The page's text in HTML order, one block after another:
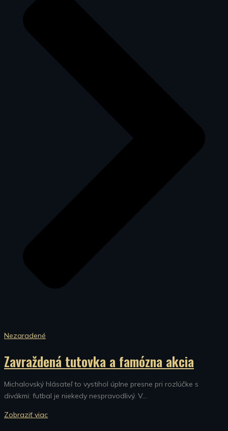
Nezaradené
Zavraždená tutovka a famózna akcia
Michalovský hlásateľ to vystihol úplne presne pri rozlúčke s
divákmi: futbal je niekedy nespravodlivý. V...
Zobraziť viac